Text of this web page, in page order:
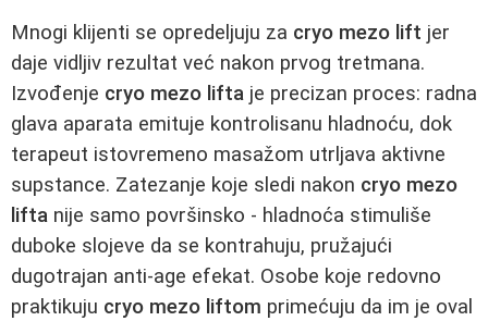
Mnogi klijenti se opredeljuju za cryo mezo lift jer
daje vidljiv rezultat već nakon prvog tretmana.
Izvođenje cryo mezo lifta je precizan proces: radna
glava aparata emituje kontrolisanu hladnoću, dok
terapeut istovremeno masažom utrljava aktivne
supstance. Zatezanje koje sledi nakon cryo mezo
lifta nije samo površinsko - hladnoća stimuliše
duboke slojeve da se kontrahuju, pružajući
dugotrajan anti-age efekat. Osobe koje redovno
praktikuju cryo mezo liftom primećuju da im je oval